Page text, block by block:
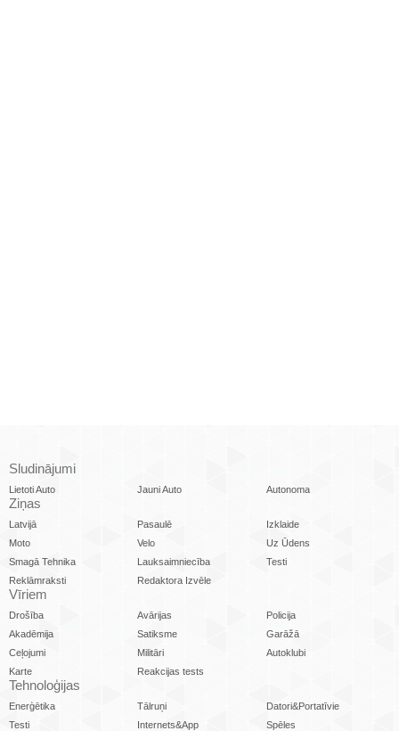
Sludinājumi
Lietoti Auto Jauni Auto Autonoma
Ziņas
Latvijā Pasaulē
Izklaide
Moto
Velo
Uz Ūdens
Smagā Tehnika
Lauksaimniecība
Testi
Reklāmraksti
Redaktora Izvēle
Vīriem
Drošība Avārijas
Policija
Akadēmija
Satiksme
Garāžā
Ceļojumi
Militāri
Autoklubi
Karte
Reakcijas tests
Tehnoloģijas
Enerģētika Tālruņi
Datori&Portatīvie
Testi
Internets&App
Spēles